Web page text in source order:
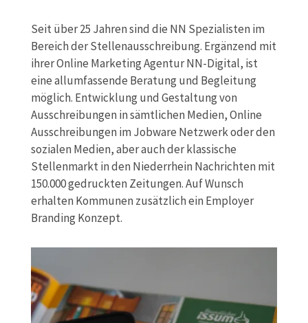
Seit über 25 Jahren sind die NN Spezialisten im
Bereich der Stellenausschreibung. Ergänzend mit
ihrer Online Marketing Agentur NN-Digital, ist
eine allumfassende Beratung und Begleitung
möglich. Entwicklung und Gestaltung von
Ausschreibungen in sämtlichen Medien, Online
Ausschreibungen im Jobware Netzwerk oder den
sozialen Medien, aber auch der klassische
Stellenmarkt in den Niederrhein Nachrichten mit
150.000 gedruckten Zeitungen. Auf Wunsch
erhalten Kommunen zusätzlich ein Employer
Branding Konzept.